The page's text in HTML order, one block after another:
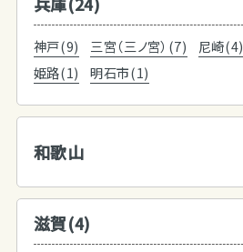
神戸(9) 三宮（三ノ宮）(7) 尼崎(4)
姫路(1)
明石市(1)
和歌山
滋賀(4)